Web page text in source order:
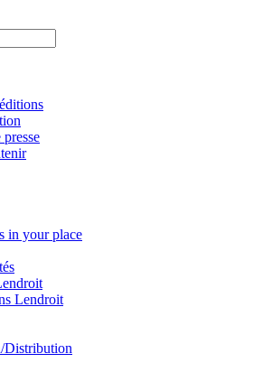
in your place
Lendroit